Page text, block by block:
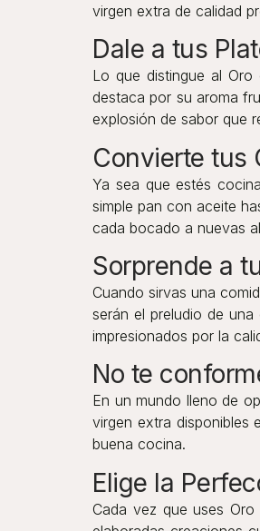
virgen extra de calidad
Dale a tus
Lo que distingue al
destaca por su aroma
explosión de sabor que
Convierte tus
Ya sea que estés
simple pan con aceite
cada bocado a nuevas
Sorprende a
Cuando sirvas una
serán el preludio de
impresionados por la
No te
En un mundo lleno de
virgen extra disponibles
buena cocina.
Elige la
Cada vez que uses